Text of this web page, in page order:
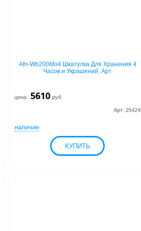
Afn-Wb200Mo4 Шкатулка Для Хранения 4
Часов и Украшений, Арт
цена: 5610 руб.
Арт: 25424
наличие